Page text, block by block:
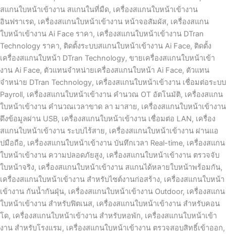
สแกนใบหน้าเข้างาน สแกนในที่มืด, เครื่องสแกนใบหน้าเข้างาน
อินฟราเรด, เครื่องสแกนใบหน้าเข้างาน หน้าจอสัมผัส, เครื่องสแกน
ใบหน้าเข้างาน Ai Face ราคา, เครื่องสแกนใบหน้าเข้างาน DTran
Technology ราคา, ติดตั้งระบบสแกนใบหน้าเข้างาน Ai Face, ติดตั้ง
เครื่องสแกนใบหน้า DTran Technology, ขายเครื่องสแกนใบหน้าเข้า
งาน Ai Face, ตัวแทนจำหน่ายเครื่องสแกนใบหน้า Ai Face, ตัวแทน
จำหน่าย DTran Technology, เครื่องสแกนใบหน้าเข้างาน เชื่อมต่อระบบ
Payroll, เครื่องสแกนใบหน้าเข้างาน คำนวณ OT อัตโนมัติ, เครื่องสแกน
ใบหน้าเข้างาน คำนวณเวลาขาด ลา มาสาย, เครื่องสแกนใบหน้าเข้างาน
ดึงข้อมูลผ่าน USB, เครื่องสแกนใบหน้าเข้างาน เชื่อมต่อ LAN, เครื่อง
สแกนใบหน้าเข้างาน ระบบไร้สาย, เครื่องสแกนใบหน้าเข้างาน ผ่านแอ
ปมือถือ, เครื่องสแกนใบหน้าเข้างาน บันทึกเวลา Real-time, เครื่องสแกน
ใบหน้าเข้างาน ความปลอดภัยสูง, เครื่องสแกนใบหน้าเข้างาน ตรวจจับ
ใบหน้าจริง, เครื่องสแกนใบหน้าเข้างาน สแกนได้หลายใบหน้าพร้อมกัน,
เครื่องสแกนใบหน้าเข้างาน สำหรับไซต์งานก่อสร้าง, เครื่องสแกนใบหน้า
เข้างาน กันน้ำกันฝุ่น, เครื่องสแกนใบหน้าเข้างาน Outdoor, เครื่องสแกน
ใบหน้าเข้างาน สำหรับฟิตเนส, เครื่องสแกนใบหน้าเข้างาน สำหรับคอน
โด, เครื่องสแกนใบหน้าเข้างาน สำหรับหอพัก, เครื่องสแกนใบหน้าเข้า
งาน สำหรับโรงแรม, เครื่องสแกนใบหน้าเข้างาน ตรวจสอบสิทธิ์เข้าออก,